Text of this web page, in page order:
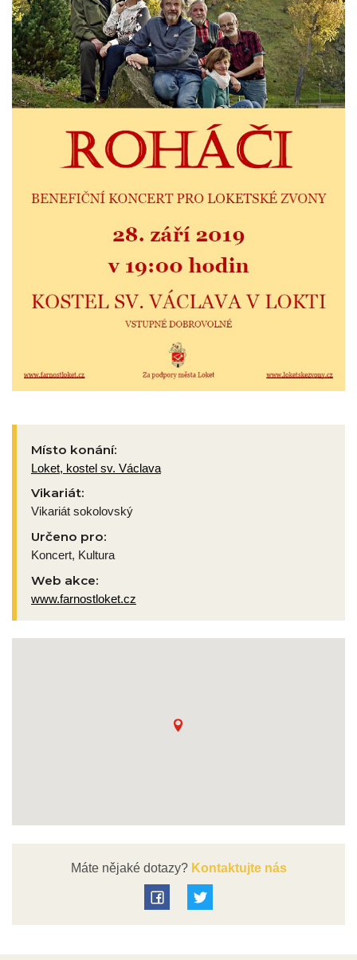
Místo konání:
Loket, kostel sv. Václava
Vikariát:
Vikariát sokolovský
Určeno pro:
Koncert, Kultura
Web akce:
www.farnostloket.cz
Máte nějaké dotazy?Kontaktujte nás